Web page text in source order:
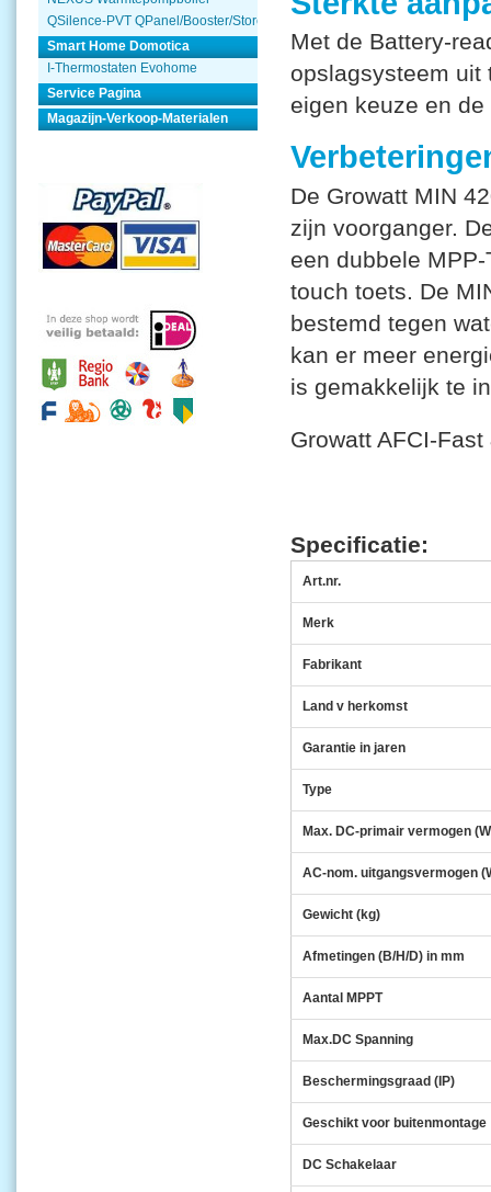
QSilence-PVT QPanel/Booster/Store
Smart Home Domotica
I-Thermostaten Evohome
Service Pagina
Magazijn-Verkoop-Materialen
Met de Battery-
opslagsysteem uit
eigen keuze en
De Growatt MIN
zijn voorganger.
een dubbele
touch toets. De
bestemd tegen
kan er meer
is gemakkelijk te
Growatt AFCI-
Specificatie:
Art.nr.
Merk
Fabrikant
Land v herkomst
Garantie in jaren
Type
Max. DC-primair vermogen
AC-nom. uitgangsvermogen
Gewicht (kg)
Afmetingen (B/H/D) in mm
Aantal MPPT
Max.DC Spanning
Beschermingsgraad (IP)
Geschikt voor buitenmontage
DC Schakelaar